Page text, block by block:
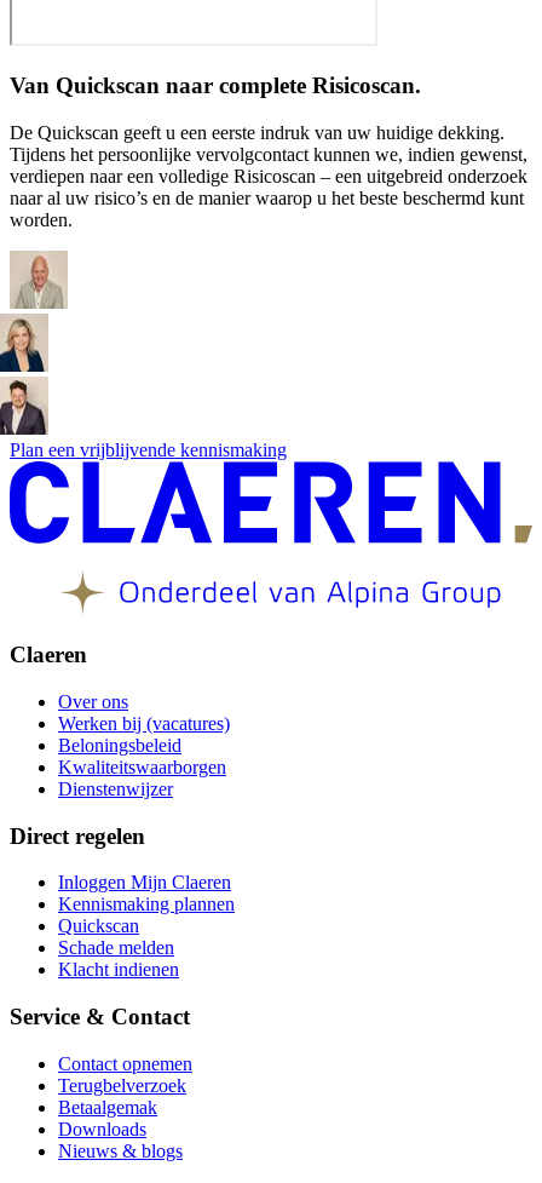
Van Quickscan naar complete Risicoscan.
De Quickscan geeft u een eerste indruk van uw huidige dekking.
Tijdens het persoonlijke vervolgcontact kunnen we, indien gewenst,
verdiepen naar een volledige Risicoscan – een uitgebreid onderzoek
naar al uw risico’s en de manier waarop u het beste beschermd kunt
worden.
Plan een vrijblijvende kennismaking
Claeren
Over ons
Werken bij (vacatures)
Beloningsbeleid
Kwaliteitswaarborgen
Dienstenwijzer
Direct regelen
Inloggen Mijn Claeren
Kennismaking plannen
Quickscan
Schade melden
Klacht indienen
Service & Contact
Contact opnemen
Terugbelverzoek
Betaalgemak
Downloads
Nieuws & blogs